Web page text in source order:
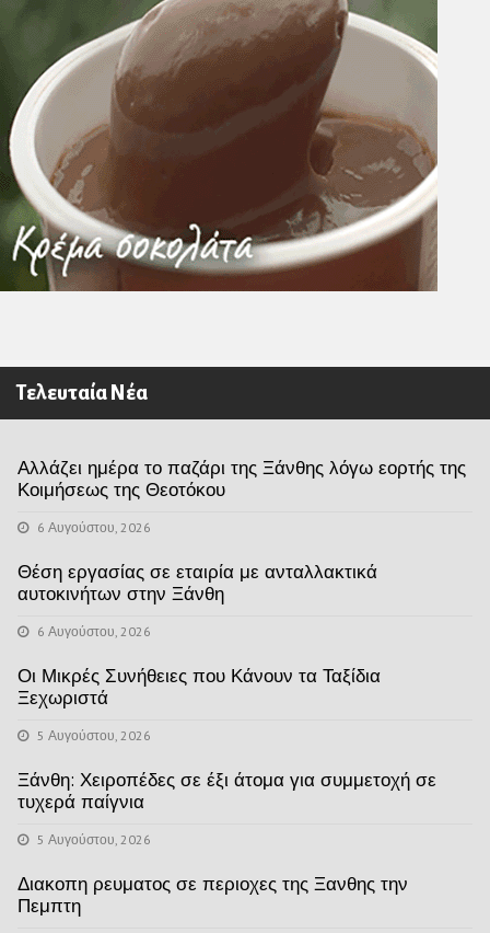
Τελευταία Νέα
Αλλάζει ημέρα το παζάρι της Ξάνθης λόγω εορτής της
Κοιμήσεως της Θεοτόκου
6 Αυγούστου, 2026
Θέση εργασίας σε εταιρία με ανταλλακτικά
αυτοκινήτων στην Ξάνθη
6 Αυγούστου, 2026
Οι Μικρές Συνήθειες που Κάνουν τα Ταξίδια
Ξεχωριστά
5 Αυγούστου, 2026
Ξάνθη: Χειροπέδες σε έξι άτομα για συμμετοχή σε
τυχερά παίγνια
5 Αυγούστου, 2026
Διακοπη ρευματος σε περιοχες της Ξανθης την
Πεμπτη